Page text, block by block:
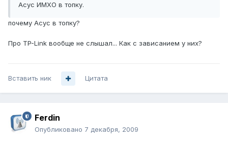
Асус ИМХО в топку.
почему Асус в топку?
Про TP-Link вообще не слышал... Как с зависанием у них?
Вставить ник Цитата
Ferdin
Опубликовано 7 декабря, 2009